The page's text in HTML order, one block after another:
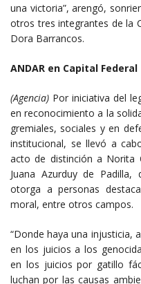
una victoria”, arengó,
otros tres integrantes de la
Dora Barrancos.
ANDAR en Capital Federal
(Agencia) Por iniciativa del
en reconocimiento a la
gremiales, sociales y en
institucional, se llevó a
acto de distinción a Norita
Juana Azurduy de
otorga a personas
moral, entre otros campos.
“Donde haya una injusticia,
en los juicios a los
en los juicios por gatillo
luchan por las causas